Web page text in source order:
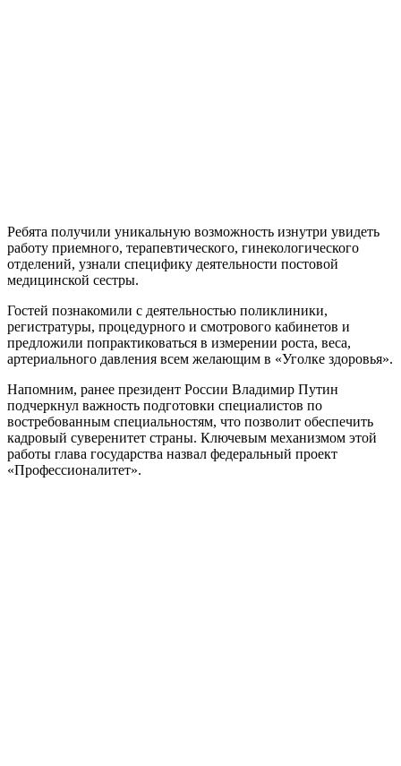
Ребята получили уникальную возможность изнутри увидеть
работу приемного, терапевтического, гинекологического
отделений, узнали специфику деятельности постовой
медицинской сестры.
Гостей познакомили с деятельностью поликлиники,
регистратуры, процедурного и смотрового кабинетов и
предложили попрактиковаться в измерении роста, веса,
артериального давления всем желающим в «Уголке здоровья».
Напомним, ранее президент России Владимир Путин
подчеркнул важность подготовки специалистов по
востребованным специальностям, что позволит обеспечить
кадровый суверенитет страны. Ключевым механизмом этой
работы глава государства назвал федеральный проект
«Профессионалитет».